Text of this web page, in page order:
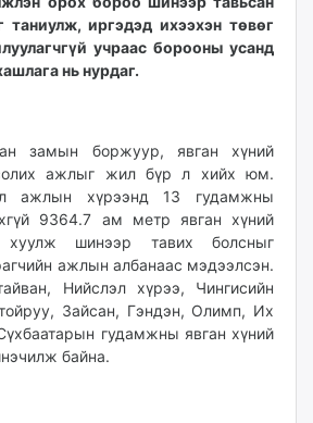
таниулж, иргэдэд ихээхэн төвөг
учраас борооны усанд
нь нурдаг.
замын боржуур, явган хүний
ажлыг жил бүр л хийх юм.
ажлын хүрээнд 13 гудамжны
9364.7 ам метр явган хүний
хуулж шинээр тавих болсныг
ажлын албанаас мэдээлсэн.
Нийслэл хүрээ, Чингисийн
Зайсан, Гэндэн, Олимп, Их
гудамжны явган хүний
байна.